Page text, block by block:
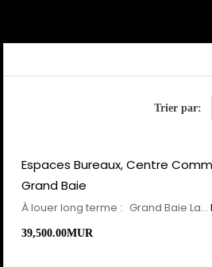
Trier par:
Espaces Bureaux, Centre
Grand Baie
À louer long terme : Grand Baie La…
39,500.00MUR